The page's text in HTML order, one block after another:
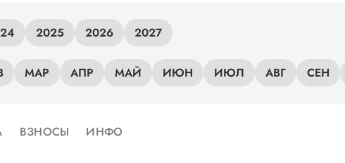
2025 2026 2027
МАР АПР МАЙ ИЮН ИЮЛ АВГ СЕН
ВЗНОСЫ ИНФО